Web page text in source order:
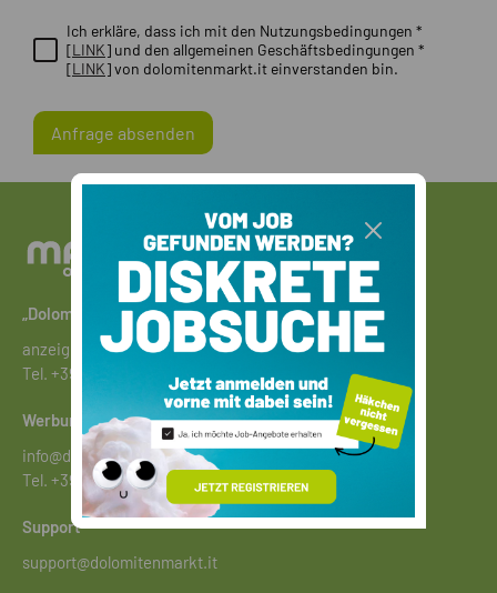
Ich erkläre, dass ich mit den Nutzungsbedingungen *
[LINK] und den allgemeinen Geschäftsbedingungen *
[LINK] von dolomitenmarkt.it einverstanden bin.
Anfrage absenden
„Dolomiten“-Markt
anzeigen@athesia.it
Tel. +39 0471 081600
Werbung schalten
info@dolomitenmarkt.it
Tel. +39 0471 081600
Support
support@dolomitenmarkt.it